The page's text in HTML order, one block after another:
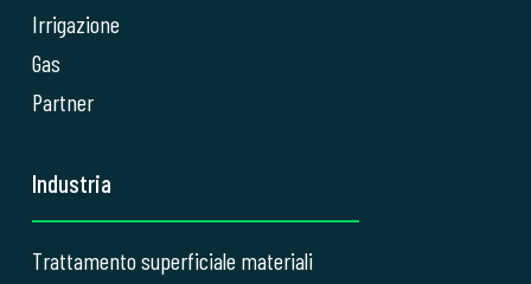
Irrigazione
Gas
Partner
Industria
Trattamento superficiale materiali